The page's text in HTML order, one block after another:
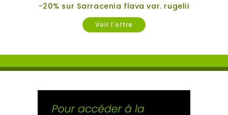
-20% sur Sarracenia flava var. rugelii
Voir l'offre